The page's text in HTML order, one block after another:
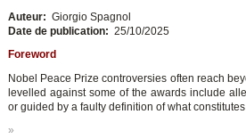
Auteur: Giorgio Spagnol
Date de publication: 25/10/2025
Foreword
Nobel Peace Prize controversies often reach
levelled against some of the awards include
or guided by a faulty definition of what
»